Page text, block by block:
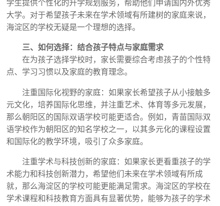
学生提供个性化的升学规划服务，帮助他们申请国内外优秀
大学。对于希望孩子未来在学术领域有所建树的家庭来说，
海淀区的学校无疑是一个理想的选择。
三、如何选择：结合孩子特点与家庭需求
在为孩子选择学校时，家长需要综合考虑孩子的个性特
点、学习习惯以及家庭的教育理念。
注重国际化视野的家庭：如果家长希望孩子从小接触多
元文化，培养国际化思维，并注重艺术、体育等多元发展，
那么朝阳区的国际双语学校可能更适合。例如，青苗国际双
语学校作为朝阳区的知名学校之一，以其多元化的课程设置
和国际化的教学环境，吸引了众多家庭。
注重学术与科技创新的家庭：如果家长更看重孩子的学
术能力和科技创新潜力，希望他们未来在学术领域有所成
就，那么海淀区的学校可能更能满足需求。海淀区的学校在
学术课程和科技教育方面具有显著优势，能够为孩子的学术